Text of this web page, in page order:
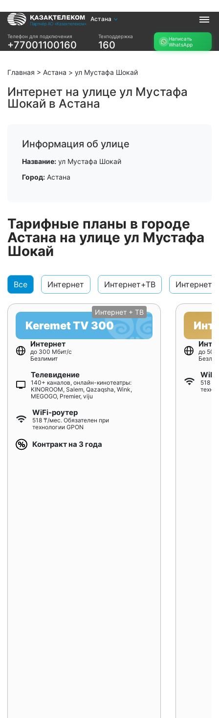
Астана
Телефон для подключения
+77001100160
Техподдержка
160
Написать
WhatsApp
Услуги
Интернет и ТВ в
Интернет и ТВ в
Интернет в офис
Прочее
возможность
названию ЖК
подбор тарифа
Подключиться к
Главная > Астана > ул Мустафа Шокай
Интернет на улице ул Мустафа
Шокай в Астана
Информация об улице
Название: ул Мустафа Шокай
Город: Астана
Тарифные планы в городе
Астана на улице ул Мустафа
Шокай
Все Интернет Интернет+ТВ
Интернет + ТВ
Keremet TV 300
Интернет
до 300 Мбит/с
Безлимит
Телевидение
140+ каналов, онлайн-кинотеатры:
KINOROOM, Salem, Qazaqsha, Wink,
MEGOGO, Premier, viju
WiFi-роутер
518 ₸/мес. Обязателен при
технологии GPON
Контракт на 3 года
до
518